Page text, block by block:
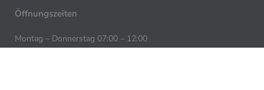
Öffnungszeiten
Montag – Donnerstag 07:00 – 12:00